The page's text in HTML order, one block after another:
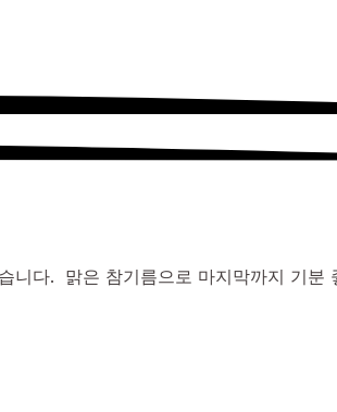
니다. 맑은 참기름으로 마지막까지 기분